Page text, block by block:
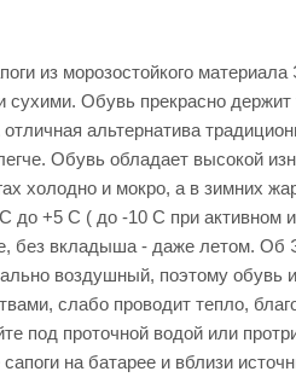
из морозостойкого
Обувь прекрасно
альтернатива
Обувь обладает высокой
холодно и мокро, а в зимних
+5 С ( до -10 С при активном
без вкладыша - даже летом.
воздушный, поэтому обувь
слабо проводит тепло,
под проточной водой или
на батарее и вблизи